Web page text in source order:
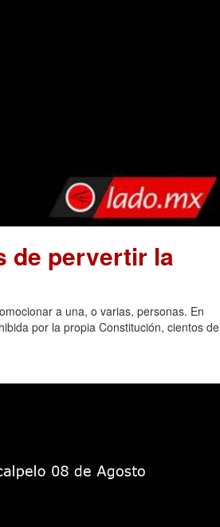
de pervertir la
a una, o varias, personas. En
por la propia Constitución, cientos de